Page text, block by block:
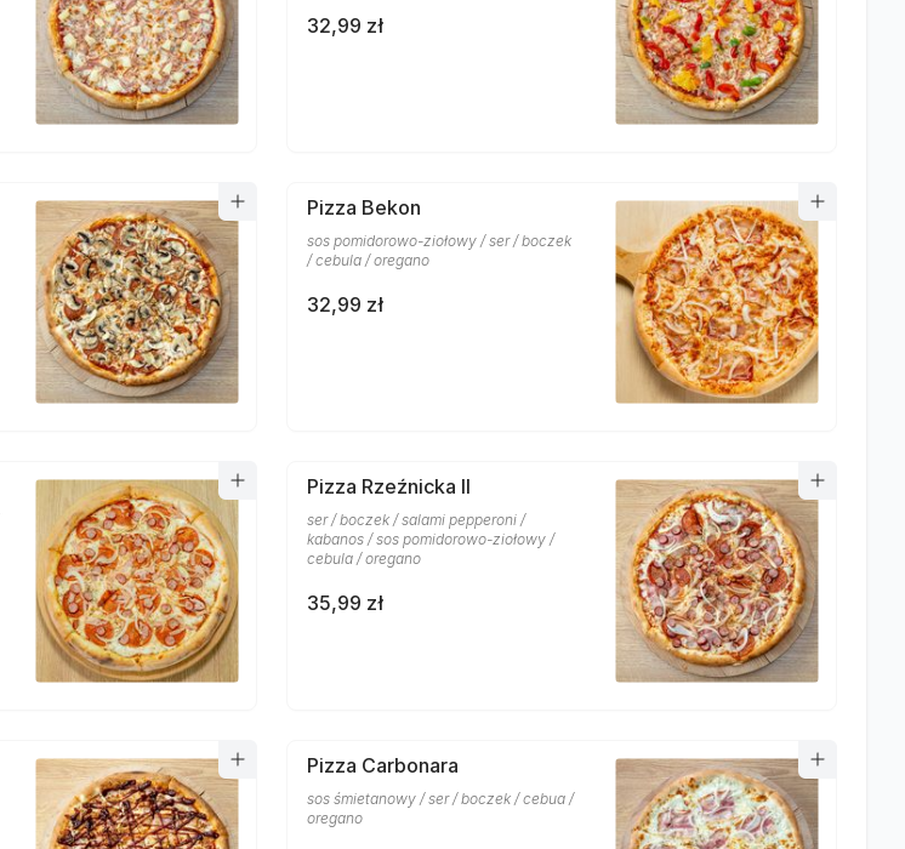
32,99 zł
Pizza Bekon
sos pomidorowo-ziołowy / ser / boczek
/ cebula / oregano
32,99 zł
Pizza Rzeźnicka II
ser / boczek / salami pepperoni /
kabanos / sos pomidorowo-ziołowy /
cebula / oregano
35,99 zł
Pizza Carbonara
sos śmietanowy / ser / boczek / cebua /
oregano